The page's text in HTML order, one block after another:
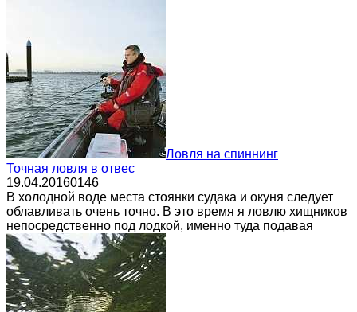
Ловля на спиннинг
Точная ловля в отвес
19.04.20160146
В холодной воде места стоянки судака и окуня следует
облавливать очень точно. В это время я ловлю хищников
непосредственно под лодкой, именно туда подавая